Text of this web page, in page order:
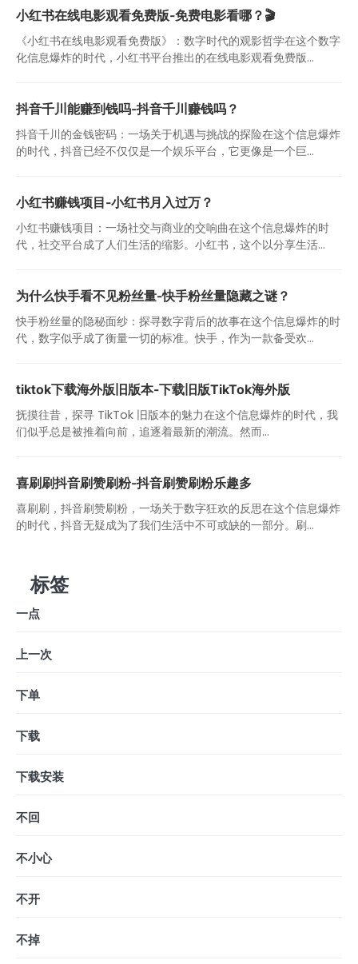
小红书在线电影观看免费版-免费电影看哪？🎬
《小红书在线电影观看免费版》：数字时代的观影哲学在这个数字
化信息爆炸的时代，小红书平台推出的在线电影观看免费版...
抖音千川能赚到钱吗-抖音千川赚钱吗？
抖音千川的金钱密码：一场关于机遇与挑战的探险在这个信息爆炸
的时代，抖音已经不仅仅是一个娱乐平台，它更像是一个巨...
小红书赚钱项目-小红书月入过万？
小红书赚钱项目：一场社交与商业的交响曲在这个信息爆炸的时
代，社交平台成了人们生活的缩影。小红书，这个以分享生活...
为什么快手看不见粉丝量-快手粉丝量隐藏之谜？
快手粉丝量的隐秘面纱：探寻数字背后的故事在这个信息爆炸的时
代，数字似乎成了衡量一切的标准。快手，作为一款备受欢...
tiktok下载海外版旧版本-下载旧版TikTok海外版
抚摸往昔，探寻 TikTok 旧版本的魅力在这个信息爆炸的时代，我
们似乎总是被推着向前，追逐着最新的潮流。然而...
喜刷刷抖音刷赞刷粉-抖音刷赞刷粉乐趣多
喜刷刷，抖音刷赞刷粉，一场关于数字狂欢的反思在这个信息爆炸
的时代，抖音无疑成为了我们生活中不可或缺的一部分。刷...
标签
一点
上一次
下单
下载
下载安装
不回
不小心
不开
不掉